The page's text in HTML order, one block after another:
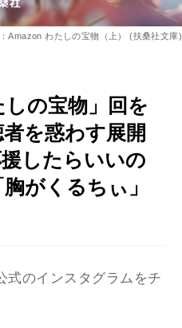
Amazon わたしの宝物（上） (扶桑社文庫)
の宝物」回を
を惑わす展開
したらいいの
がくるちぃ」
式のインスタグラムをチ